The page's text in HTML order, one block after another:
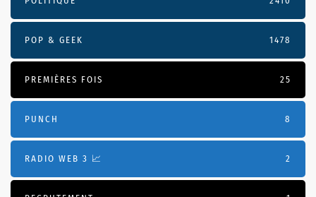
POP & GEEK 1478
PREMIÈRES FOIS 25
PUNCH 8
RADIO WEB 3 📈 2